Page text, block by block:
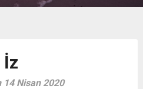
tek
İz
14 Nisan 2020